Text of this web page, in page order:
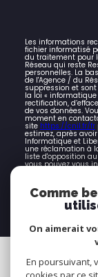
Les informations
fichier informatisé
du traitement pour
Réseau qui reste
personnelles. La
de l'Agence / du
suppression et
la loi « informatique
rectification,
de vos données.
moment en
site https://cnil.fr/fr
estimez, après
Informatique et
une réclamation à
liste d'opposition
vous pouvez vous
de la protection
inscrire de
Ce site est protégé
Conditions
Comme
On aimerait
En poursuivant,